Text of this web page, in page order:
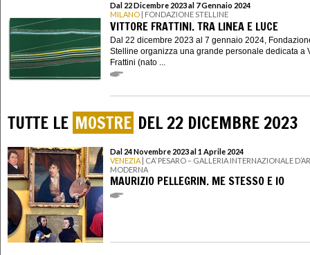
Dal 22 Dicembre 2023 al 7 Gennaio 2024
MILANO | FONDAZIONE STELLINE
VITTORE FRATTINI. TRA LINEA E LUCE
Dal 22 dicembre 2023 al 7 gennaio 2024,
Stelline organizza una grande personale dedicata a
Frattini (nato ...
TUTTE LE MOSTRE DEL 22 DICEMBRE 2023
Dal 24 Novembre 2023 al 1 Aprile 2024
VENEZIA | CA’ PESARO – GALLERIA INTERNAZIONALE
MODERNA
MAURIZIO PELLEGRIN. ME STESSO E IO